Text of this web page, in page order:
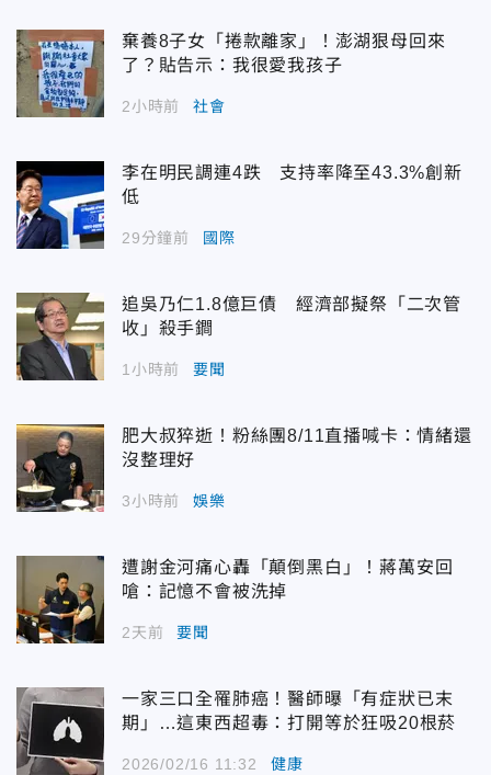
棄養8子女「捲款離家」！澎湖狠母回來
了？貼告示：我很愛我孩子
2小時前 社會
李在明民調連4跌 支持率降至43.3%創新
低
29分鐘前 國際
追吳乃仁1.8億巨債 經濟部擬祭「二次管
收」殺手鐧
1小時前 要聞
肥大叔猝逝！粉絲團8/11直播喊卡：情緒還
沒整理好
3小時前 娛樂
遭謝金河痛心轟「顛倒黑白」！蔣萬安回
嗆：記憶不會被洗掉
2天前 要聞
一家三口全罹肺癌！醫師曝「有症狀已末
期」…這東西超毒：打開等於狂吸20根菸
2026/02/16 11:32 健康